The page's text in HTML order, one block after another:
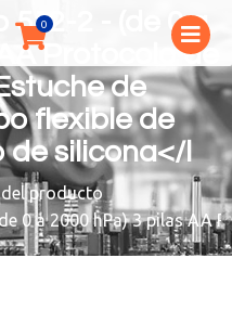
512-2 - (de 0 a
Protocolo de
de
flexible de
de silicona</l
del producto
0 a 2000 hPa) 3 pilas AA